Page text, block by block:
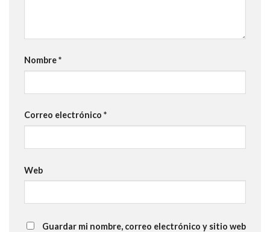
Nombre*
Correo electrónico *
Web
Guardar mi nombre, correo electrónico y sitio web